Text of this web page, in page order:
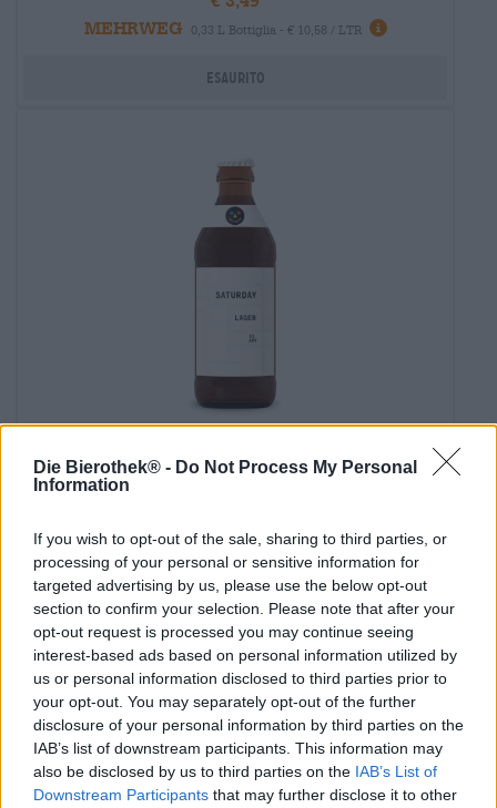
Die Bierothek® - Do Not Process My Personal
Information
If you wish to opt-out of the sale, sharing to third parties, or
processing of your personal or sensitive information for
targeted advertising by us, please use the below opt-out
section to confirm your selection. Please note that after your
opt-out request is processed you may continue seeing
interest-based ads based on personal information utilized by
us or personal information disclosed to third parties prior to
your opt-out. You may separately opt-out of the further
disclosure of your personal information by third parties on the
IAB’s list of downstream participants. This information may
also be disclosed by us to third parties on the IAB’s List of
Downstream Participants that may further disclose it to other
MEHRWEG
0,33 L Bottiglia - € 10,58 / LTR Informazioni
Esaurito
Saturday
MEHRWEG
0,33 L Bottiglia - € 9,36 / LTR Informazioni
Esaurito